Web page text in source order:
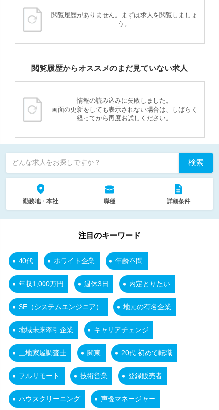
閲覧履歴がありません。まずは求人を閲覧しましょ
う。
閲覧履歴からオススメのまだ見ていない求人
情報の読み込みに失敗しました。
画面の更新をしても表示されない場合は、しばらく
経ってから再度お試しください。
どんな求人をお探しですか？ 検索
勤務地・本社 職種 詳細条件
注目のキーワード
40代 ホワイト企業 年齢不問
年収1,000万円 週休3日 内定とりたい
SE（システムエンジニア） 地元の有名企業
地域未来牽引企業 キャリアチェンジ
土地家屋調査士 関東 20代 初めて転職
フルリモート 技術営業 登録販売者
ハウスクリーニング 声優マネージャー